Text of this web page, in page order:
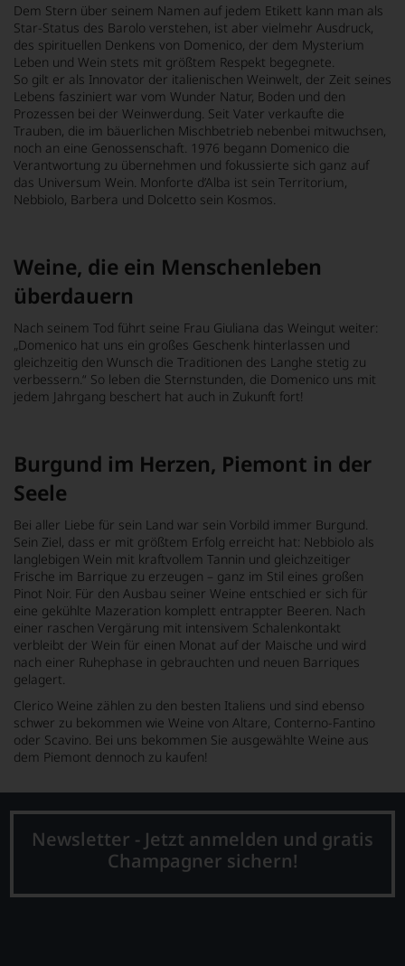
Dem Stern über seinem Namen auf jedem Etikett kann man als
Star-Status des Barolo verstehen, ist aber vielmehr Ausdruck,
des spirituellen Denkens von Domenico, der dem Mysterium
Leben und Wein stets mit größtem Respekt begegnete.
So gilt er als Innovator der italienischen Weinwelt, der Zeit seines
Lebens fasziniert war vom Wunder Natur, Boden und den
Prozessen bei der Weinwerdung. Seit Vater verkaufte die
Trauben, die im bäuerlichen Mischbetrieb nebenbei mitwuchsen,
noch an eine Genossenschaft. 1976 begann Domenico die
Verantwortung zu übernehmen und fokussierte sich ganz auf
das Universum Wein. Monforte d’Alba ist sein Territorium,
Nebbiolo, Barbera und Dolcetto sein Kosmos.
Weine, die ein Menschenleben
überdauern
Nach seinem Tod führt seine Frau Giuliana das Weingut weiter:
„Domenico hat uns ein großes Geschenk hinterlassen und
gleichzeitig den Wunsch die Traditionen des Langhe stetig zu
verbessern.“ So leben die Sternstunden, die Domenico uns mit
jedem Jahrgang beschert hat auch in Zukunft fort!
Burgund im Herzen, Piemont in der
Seele
Bei aller Liebe für sein Land war sein Vorbild immer Burgund.
Sein Ziel, dass er mit größtem Erfolg erreicht hat: Nebbiolo als
langlebigen Wein mit kraftvollem Tannin und gleichzeitiger
Frische im Barrique zu erzeugen – ganz im Stil eines großen
Pinot Noir. Für den Ausbau seiner Weine entschied er sich für
eine gekühlte Mazeration komplett entrappter Beeren. Nach
einer raschen Vergärung mit intensivem Schalenkontakt
verbleibt der Wein für einen Monat auf der Maische und wird
nach einer Ruhephase in gebrauchten und neuen Barriques
gelagert.
Clerico Weine zählen zu den besten Italiens und sind ebenso
schwer zu bekommen wie Weine von Altare, Conterno-Fantino
oder Scavino. Bei uns bekommen Sie ausgewählte Weine aus
dem Piemont dennoch zu kaufen!
Newsletter - Jetzt anmelden und gratis
Champagner sichern!